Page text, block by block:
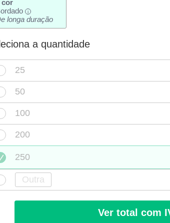
cor
i
longa duração
a quantidade
25
50
100
200
250
Ver total com